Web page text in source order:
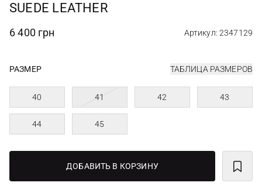
SUEDE LEATHER
6 400 грн Артикул: 2347129
РАЗМЕР ТАБЛИЦА РАЗМЕРОВ
40 41 42 43
44 45
ДОБАВИТЬ В КОРЗИНУ